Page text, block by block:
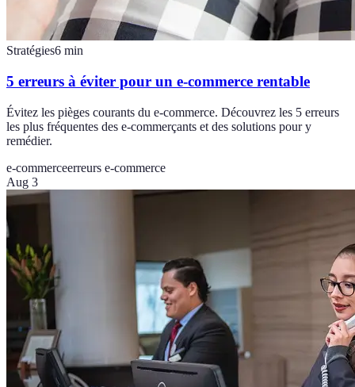
Stratégies6 min
5 erreurs à éviter pour un e-commerce rentable
Évitez les pièges courants du e-commerce. Découvrez les 5 erreurs
les plus fréquentes des e-commerçants et des solutions pour y
remédier.
e-commerceerreurs e-commerce
Aug 3